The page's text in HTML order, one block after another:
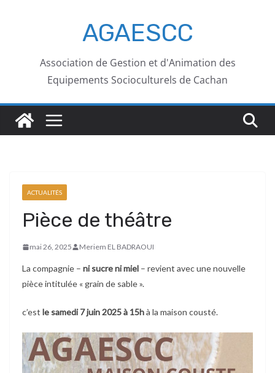
AGAESCC
Association de Gestion et d'Animation des
Equipements Socioculturels de Cachan
ACTUALITÉS
Pièce de théâtre
mai 26, 2025 Meriem EL BADRAOUI
La compagnie – ni sucre ni miel – revient avec une nouvelle
pièce intitulée « grain de sable ».
c’est le samedi 7 juin 2025 à 15hà la maison cousté.